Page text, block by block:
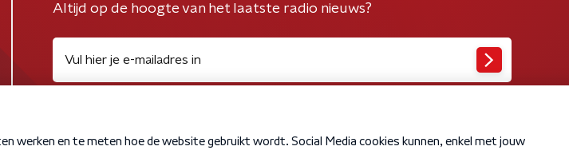
Altijd op de hoogte van het laatste radio nieuws?